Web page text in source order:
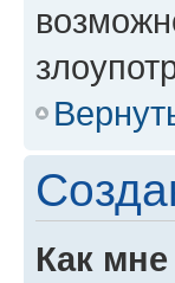
Как